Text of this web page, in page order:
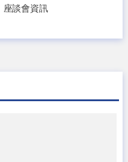
座談會資訊